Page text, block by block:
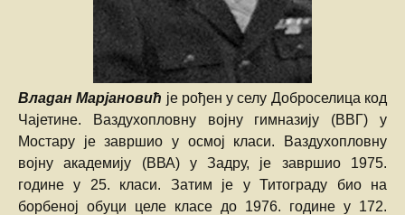
Владан Марјановић је рођен у селу Доброселица код
Чајетине. Ваздухопловну војну гимназију (ВВГ) у
Мостару је завршио у осмој класи. Ваздухопловну
војну академију (ВВА) у Задру, је завршио 1975.
године у 25. класи. Затим је у Титограду био на
борбеној обуци целе класе до 1976. године у 172.